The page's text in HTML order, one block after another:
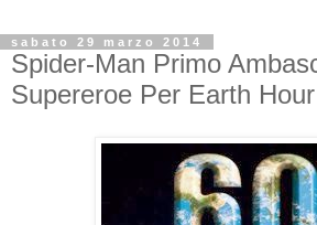
sabato 29 marzo 2014
Spider-Man Primo
Supereroe Per Earth